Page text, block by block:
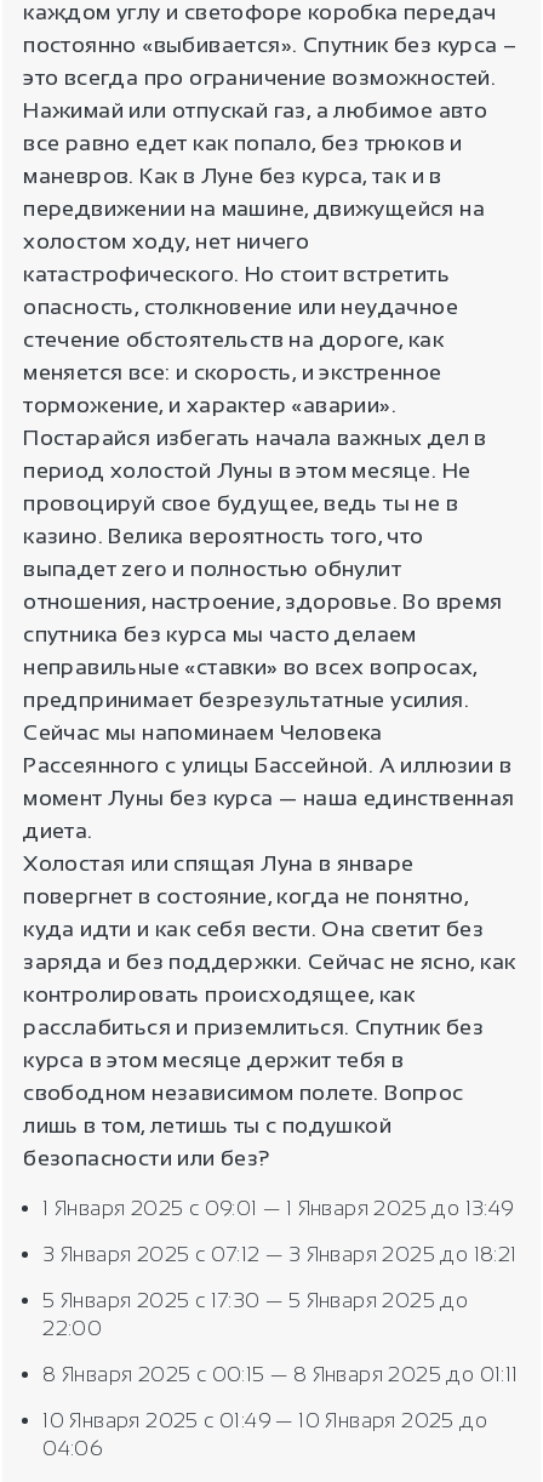
каждом углу и светофоре коробка передач
постоянно «выбивается». Спутник без курса –
это всегда про ограничение возможностей.
Нажимай или отпускай газ, а любимое авто
все равно едет как попало, без трюков и
маневров. Как в Луне без курса, так и в
передвижении на машине, движущейся на
холостом ходу, нет ничего
катастрофического. Но стоит встретить
опасность, столкновение или неудачное
стечение обстоятельств на дороге, как
меняется все: и скорость, и экстренное
торможение, и характер «аварии».
Постарайся избегать начала важных дел в
период холостой Луны в этом месяце. Не
провоцируй свое будущее, ведь ты не в
казино. Велика вероятность того, что
выпадет zero и полностью обнулит
отношения, настроение, здоровье. Во время
спутника без курса мы часто делаем
неправильные «ставки» во всех вопросах,
предпринимает безрезультатные усилия.
Сейчас мы напоминаем Человека
Рассеянного с улицы Бассейной. А иллюзии в
момент Луны без курса — наша единственная
диета.
Холостая или спящая Луна в январе
повергнет в состояние, когда не понятно,
куда идти и как себя вести. Она светит без
заряда и без поддержки. Сейчас не ясно, как
контролировать происходящее, как
расслабиться и приземлиться. Спутник без
курса в этом месяце держит тебя в
свободном независимом полете. Вопрос
лишь в том, летишь ты с подушкой
безопасности или без?
1 Января 2025 с 09:01 — 1 Января 2025 до 13:49
3 Января 2025 с 07:12 — 3 Января 2025 до 18:21
5 Января 2025 с 17:30 — 5 Января 2025 до
22:00
8 Января 2025 с 00:15 — 8 Января 2025 до 01:11
10 Января 2025 с 01:49 — 10 Января 2025 до
04:06